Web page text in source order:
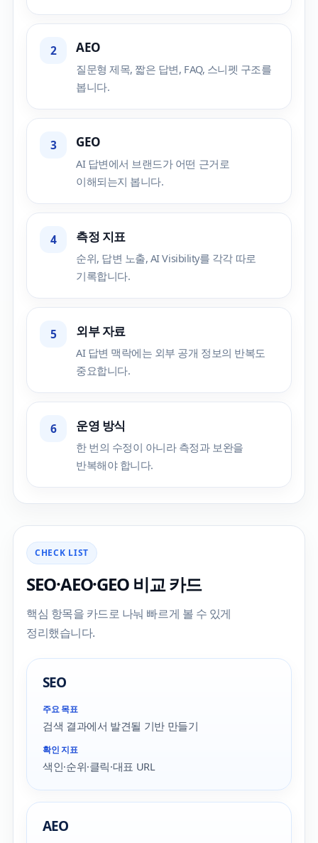
2 AEO
질문형 제목, 짧은 답변, FAQ, 스니펫 구조를
봅니다.
3 GEO
AI 답변에서 브랜드가 어떤 근거로
이해되는지 봅니다.
4 측정 지표
순위, 답변 노출, AI Visibility를 각각 따로
기록합니다.
5 외부 자료
AI 답변 맥락에는 외부 공개 정보의 반복도
중요합니다.
6 운영 방식
한 번의 수정이 아니라 측정과 보완을
반복해야 합니다.
CHECK LIST
SEO·AEO·GEO 비교 카드
핵심 항목을 카드로 나눠 빠르게 볼 수 있게
정리했습니다.
SEO
주요 목표
검색 결과에서 발견될 기반 만들기
확인 지표
색인·순위·클릭·대표 URL
AEO